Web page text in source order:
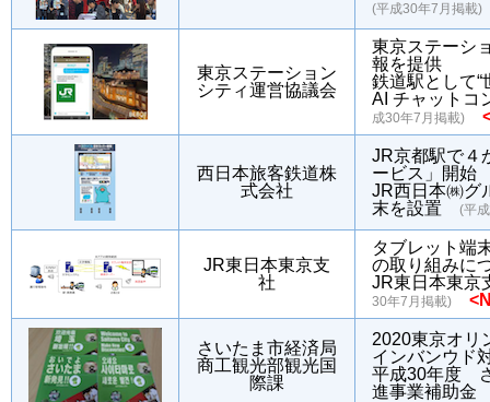
(平成30年7月掲載)
東京ステーション
シティ運営協議会
東京ステーシ
報を提供
鉄道駅として“
AI チャット
成30年7月掲載)
西日本旅客鉄道株
式会社
JR京都駅で４
ービス」開始
JR西日本㈱グ
末を設置
(平
JR東日本東京支
社
タブレット端
の取り組みに
JR東日本東
30年7月掲載)
さいたま市経済局
商工観光部観光国
際課
2020東京オリ
インバンウド
平成30年度
進事業補助